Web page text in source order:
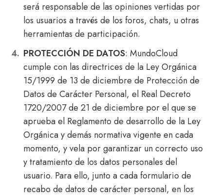
será responsable de las opiniones vertidas por
los usuarios a través de los foros, chats, u otras
herramientas de participación.
PROTECCIÓN DE DATOS: MundoCloud
cumple con las directrices de la Ley Orgánica
15/1999 de 13 de diciembre de Protección de
Datos de Carácter Personal, el Real Decreto
1720/2007 de 21 de diciembre por el que se
aprueba el Reglamento de desarrollo de la Ley
Orgánica y demás normativa vigente en cada
momento, y vela por garantizar un correcto uso
y tratamiento de los datos personales del
usuario. Para ello, junto a cada formulario de
recabo de datos de carácter personal, en los